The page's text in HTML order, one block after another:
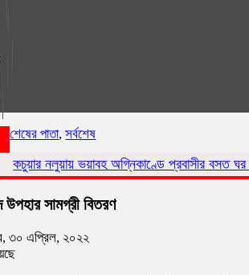
অগ্নিকাণ্ডে প্রবাসীর বসত ঘর পুড়ে ছাই,ক্ষয়ক্ষতি
শেষের পাতা,সর্বশেষ
উপহার সামগ্রী বিতরণ
৩০ এপ্রিল, ২০২২